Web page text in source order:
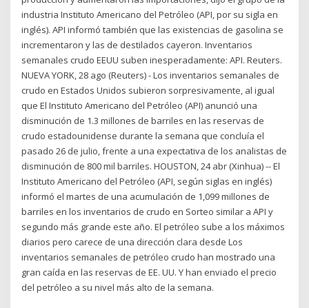
industria Instituto Americano del Petróleo (API, por su sigla en
inglés). API informó también que las existencias de gasolina se
incrementaron y las de destilados cayeron. Inventarios
semanales crudo EEUU suben inesperadamente: API. Reuters.
NUEVA YORK, 28 ago (Reuters) - Los inventarios semanales de
crudo en Estados Unidos subieron sorpresivamente, al igual
que El Instituto Americano del Petróleo (API) anunció una
disminución de 1.3 millones de barriles en las reservas de
crudo estadounidense durante la semana que concluía el
pasado 26 de julio, frente a una expectativa de los analistas de
disminución de 800 mil barriles. HOUSTON, 24 abr (Xinhua) -- El
Instituto Americano del Petróleo (API, según siglas en inglés)
informó el martes de una acumulación de 1,099 millones de
barriles en los inventarios de crudo en Sorteo similar a API y
segundo más grande este año. El petróleo sube a los máximos
diarios pero carece de una dirección clara desde Los
inventarios semanales de petróleo crudo han mostrado una
gran caída en las reservas de EE. UU. Y han enviado el precio
del petróleo a su nivel más alto de la semana.